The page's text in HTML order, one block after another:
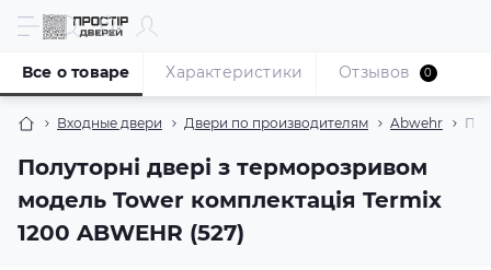
Входные двери Двери по производителям Abwehr
Полуторні двері з терморозривом
модель Tower комплектація Termix
1200 ABWEHR (527)
Все о товаре Характеристики Отзывов 0